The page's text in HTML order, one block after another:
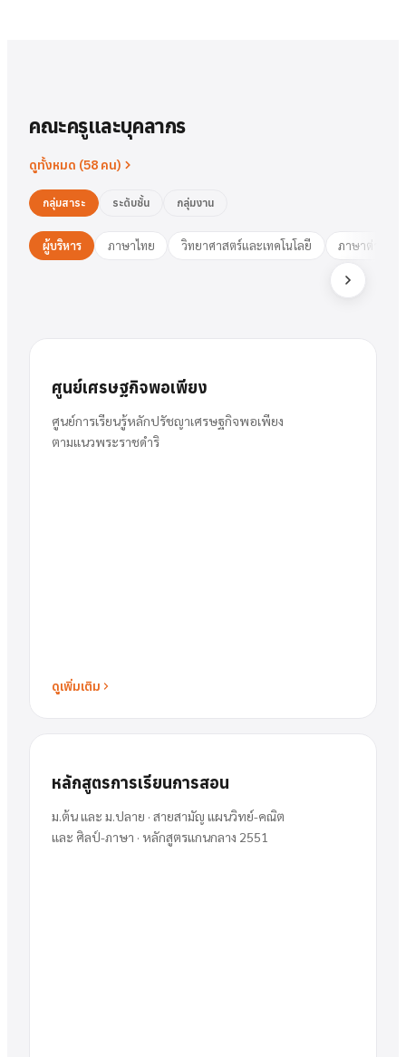
คณะครูและบุคลากร
ดูทั้งหมด (58 คน)
กลุ่มสาระ ระดับชั้น กลุ่มงาน
ผู้บริหาร ภาษาไทย วิทยาศาสตร์และเทคโนโลยี ภาษาต่างประ
นายสารัตน์ พวงเงิน
พวงเงิน
ผู้อำนวยการ
นางสาวชมพูนุท ศรีฟ้า
ศูนย์เศรษฐกิจพอเพียง
ศูนย์การเรียนรู้หลักปรัชญาเศรษฐกิจพอเพียง
ตามแนวพระราชดำริ
ดูเพิ่มเติม
หลักสูตรการเรียนการสอน
ม.ต้น และ ม.ปลาย · สายสามัญ แผนวิทย์-คณิต
และ ศิลป์-ภาษา · หลักสูตรแกนกลาง 2551